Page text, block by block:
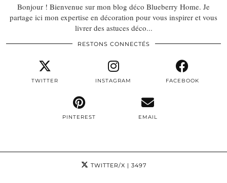
Bonjour ! Bienvenue sur mon blog déco Blueberry Home. Je
partage ici mon expertise en décoration pour vous inspirer et vous
livrer des astuces déco...
RESTONS CONNECTÉS
TWITTER INSTAGRAM FACEBOOK
PINTEREST EMAIL
TWITTER/X | 3497